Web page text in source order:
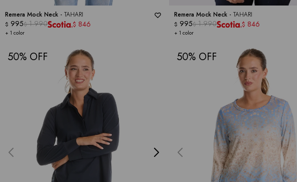
Remera Mock Neck - TAHARI
+ 1 color
$ 995$ 1.990 $ 846
Remera Mock Neck -TAHARI
+ 1 color
$ 995$ 1.990 $ 846
50 50